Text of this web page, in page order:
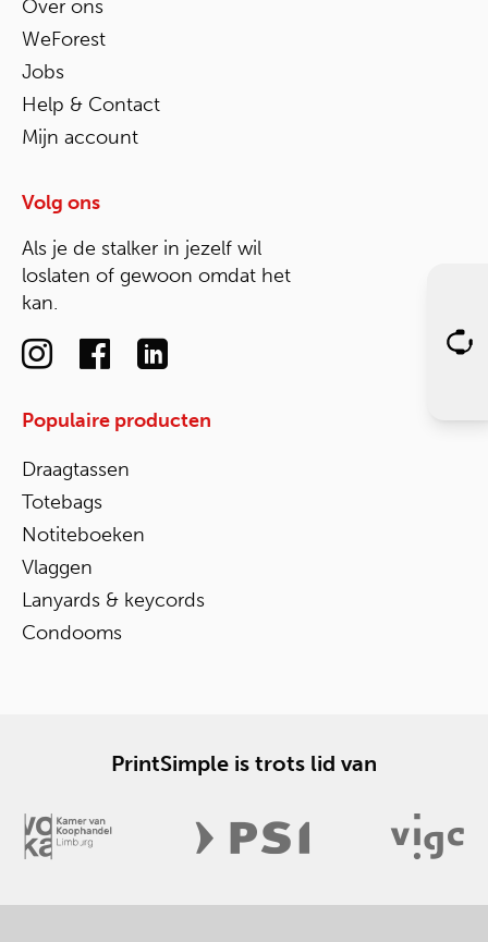
Over ons
WeForest
Jobs
Help & Contact
Mijn account
Volg ons
Als je de stalker in jezelf wil
loslaten of gewoon omdat het
kan.
Populaire producten
Draagtassen
Totebags
Notiteboeken
Vlaggen
Lanyards & keycords
Condooms
PrintSimple is trots lid van